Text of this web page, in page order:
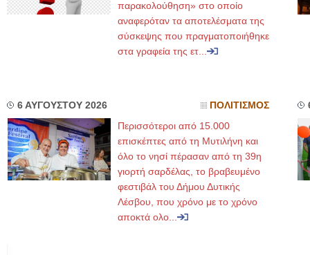
παρακολούθηση» στο οποίο
αναφερόταν τα αποτελέσματα της
σύσκεψης που πραγματοποιήθηκε
στα γραφεία της ετ...
6 ΑΥΓΟΥΣΤΟΥ 2026 ΠΟΛΙΤΙΣΜΟΣ
Περισσότεροι από 15.000
επισκέπτες από τη Μυτιλήνη και
όλο το νησί πέρασαν από τη 39η
γιορτή σαρδέλας, το βραβευμένο
φεστιβάλ του Δήμου Δυτικής
Λέσβου, που χρόνο με το χρόνο
αποκτά ολο...